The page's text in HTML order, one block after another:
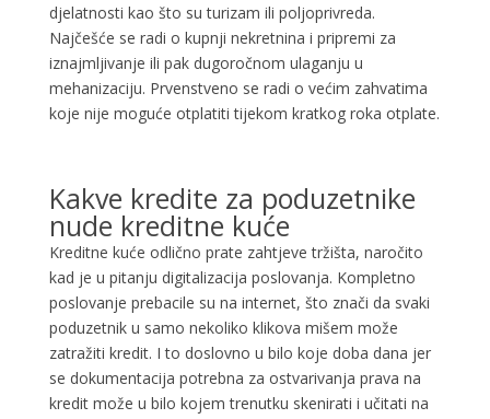
djelatnosti kao što su turizam ili poljoprivreda.
Najčešće se radi o kupnji nekretnina i pripremi za
iznajmljivanje ili pak dugoročnom ulaganju u
mehanizaciju. Prvenstveno se radi o većim zahvatima
koje nije moguće otplatiti tijekom kratkog roka otplate.
Kakve kredite za poduzetnike
nude kreditne kuće
Kreditne kuće odlično prate zahtjeve tržišta, naročito
kad je u pitanju digitalizacija poslovanja. Kompletno
poslovanje prebacile su na internet, što znači da svaki
poduzetnik u samo nekoliko klikova mišem može
zatražiti kredit. I to doslovno u bilo koje doba dana jer
se dokumentacija potrebna za ostvarivanja prava na
kredit može u bilo kojem trenutku skenirati i učitati na